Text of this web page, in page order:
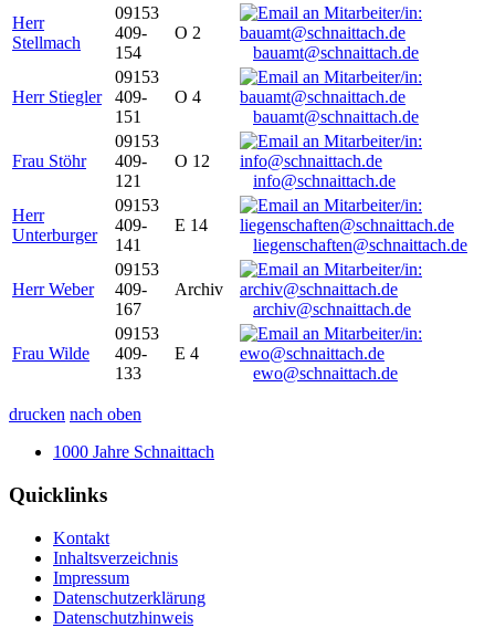
Herr
Stellmach
09153
409-
154
O 2
bauamt@schnaittach.de
Herr Stiegler
09153
409-
151
O 4
bauamt@schnaittach.de
Frau Stöhr
09153
409-
121
O 12
info@schnaittach.de
Herr
Unterburger
09153
409-
141
E 14
liegenschaften@schnaittach.de
Herr Weber
09153
409-
167
Archiv
archiv@schnaittach.de
Frau Wilde
09153
409-
133
E 4
ewo@schnaittach.de
drucken nach oben
1000 Jahre Schnaittach
Quicklinks
Kontakt
Inhaltsverzeichnis
Impressum
Datenschutzerklärung
Datenschutzhinweis